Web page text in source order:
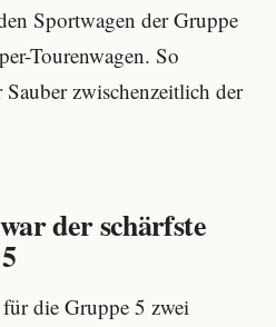
Sportwagen der Gruppe
Tourenwagen. So
zwischenzeitlich der
der schärfste
die Gruppe 5 zwei